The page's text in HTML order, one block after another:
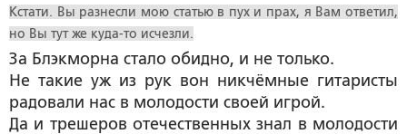
Кстати. Вы разнесли мою статью в пух и прах, я Вам ответил,
но Вы тут же куда-то исчезли.
За Блэкморна стало обидно, и не только.
Не такие уж из рук вон никчёмные гитаристы
радовали нас в молодости своей игрой.
Да и трешеров отечественных знал в молодости